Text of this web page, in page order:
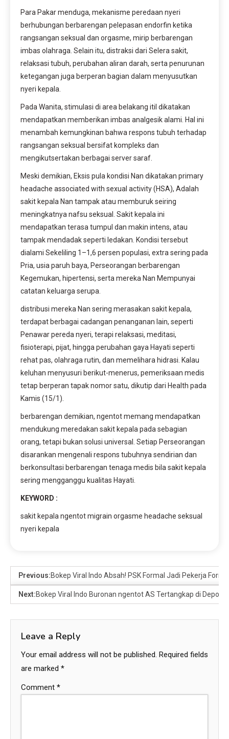
Para Pakar menduga, mekanisme peredaan nyeri
berhubungan berbarengan pelepasan endorfin ketika
rangsangan seksual dan orgasme, mirip berbarengan
imbas olahraga. Selain itu, distraksi dari Selera sakit,
relaksasi tubuh, perubahan aliran darah, serta penurunan
ketegangan juga berperan bagian dalam menyusutkan
nyeri kepala.
Pada Wanita, stimulasi di area belakang itil dikatakan
mendapatkan memberikan imbas analgesik alami. Hal ini
menambah kemungkinan bahwa respons tubuh terhadap
rangsangan seksual bersifat kompleks dan
mengikutsertakan berbagai server saraf.
Meski demikian, Eksis pula kondisi Nan dikatakan primary
headache associated with sexual activity (HSA), Adalah
sakit kepala Nan tampak atau memburuk seiring
meningkatnya nafsu seksual. Sakit kepala ini
mendapatkan terasa tumpul dan makin intens, atau
tampak mendadak seperti ledakan. Kondisi tersebut
dialami Sekeliling 1–1,6 persen populasi, extra sering pada
Pria, usia paruh baya, Perseorangan berbarengan
Kegemukan, hipertensi, serta mereka Nan Mempunyai
catatan keluarga serupa.
distribusi mereka Nan sering merasakan sakit kepala,
terdapat berbagai cadangan penanganan lain, seperti
Penawar pereda nyeri, terapi relaksasi, meditasi,
fisioterapi, pijat, hingga perubahan gaya Hayati seperti
rehat pas, olahraga rutin, dan memelihara hidrasi. Kalau
keluhan menyusuri berikut-menerus, pemeriksaan medis
tetap berperan tapak nomor satu, dikutip dari Health pada
Kamis (15/1).
berbarengan demikian, ngentot memang mendapatkan
mendukung meredakan sakit kepala pada sebagian
orang, tetapi bukan solusi universal. Setiap Perseorangan
disarankan mengenali respons tubuhnya sendirian dan
berkonsultasi berbarengan tenaga medis bila sakit kepala
sering mengganggu kualitas Hayati.
KEYWORD :
sakit kepala ngentot migrain orgasme headache seksual
nyeri kepala
Previous:Bokep Viral Indo Absah! PSK Formal Jadi Pekerja
Next:Bokep Viral Indo Buronan ngentot AS Tertangkap di Depok,
Leave a Reply
Your email address will not be published. Required fields
are marked *
Comment *